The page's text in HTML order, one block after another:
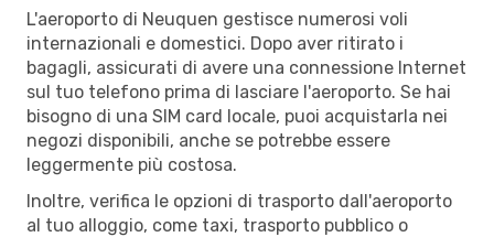
L'aeroporto di Neuquen gestisce numerosi voli
internazionali e domestici. Dopo aver ritirato i
bagagli, assicurati di avere una connessione Internet
sul tuo telefono prima di lasciare l'aeroporto. Se hai
bisogno di una SIM card locale, puoi acquistarla nei
negozi disponibili, anche se potrebbe essere
leggermente più costosa.
Inoltre, verifica le opzioni di trasporto dall'aeroporto
al tuo alloggio, come taxi, trasporto pubblico o